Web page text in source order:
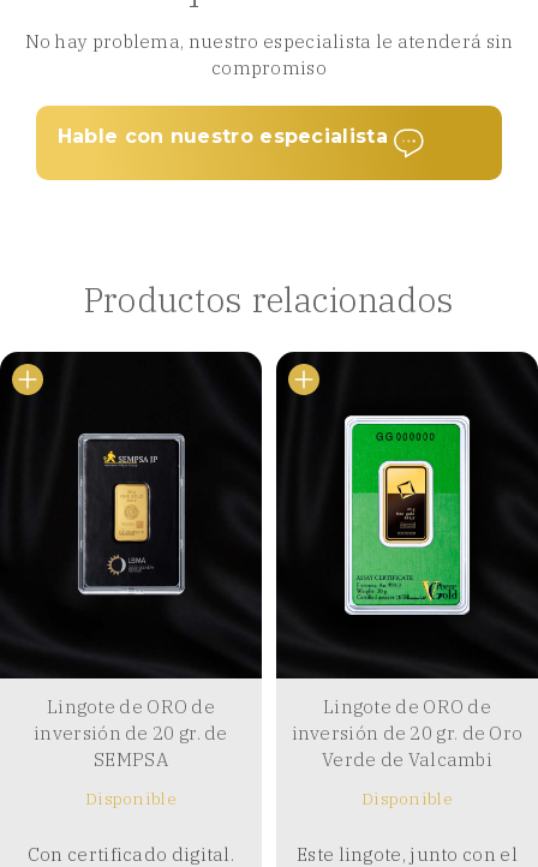
No hay problema, nuestro especialista le atenderá sin
compromiso
Hable con nuestro especialista
Productos relacionados
Lingote de ORO de
inversión de 20 gr. de
SEMPSA
Disponible
Con certificado digital.
Lingote de ORO de
inversión de 20 gr. de Oro
Verde de Valcambi
Disponible
Este lingote, junto con el